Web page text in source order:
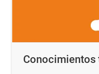
Conocimientos